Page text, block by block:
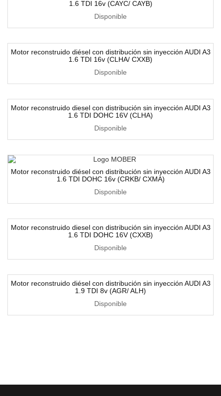
1.6 TDI 16v (CAYC/ CAYB)
Disponible
Motor reconstruido diésel con distribución sin inyección AUDI A3
1.6 TDI 16v (CLHA/ CXXB)
Disponible
Motor reconstruido diesel con distribución sin inyección AUDI A3
1.6 TDI DOHC 16V (CLHA)
Disponible
Motor reconstruido diésel con distribución sin inyección AUDI A3
1.6 TDI DOHC 16v (CRKB/ CXMA)
Disponible
Motor reconstruido diesel con distribución sin inyección AUDI A3
1.6 TDI DOHC 16V (CXXB)
Disponible
Motor reconstruido diésel con distribución sin inyección AUDI A3
1.9 TDI 8v (AGR/ ALH)
Disponible